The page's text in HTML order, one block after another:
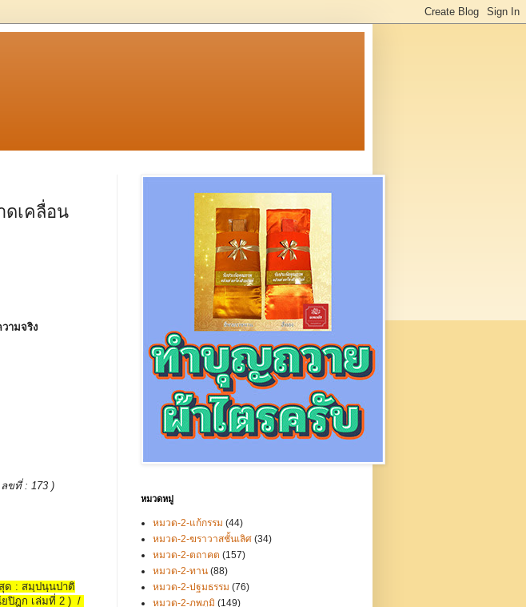
ดเคลื่อน
ามจริง
ขที่ : 173 )
ด : สมฺปนฺนปาติ
ปิฎก เล่มที่ 2 ) /
หมวดหมู่
หมวด-2-แก้กรรม (44)
หมวด-2-ฆราวาสชั้นเลิศ (34)
หมวด-2-ตถาคต (157)
หมวด-2-ทาน (88)
หมวด-2-ปฐมธรรม (76)
หมวด-2-ภพภูมิ (149)